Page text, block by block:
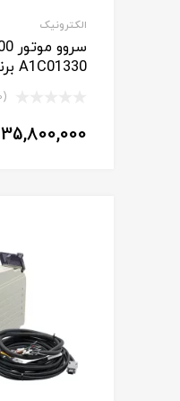
الکترونیک
A1C01330 برند HL
(0 نظر)
35,800,000